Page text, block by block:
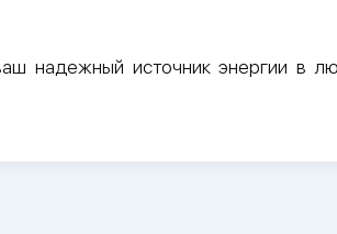
надежный источник энергии в